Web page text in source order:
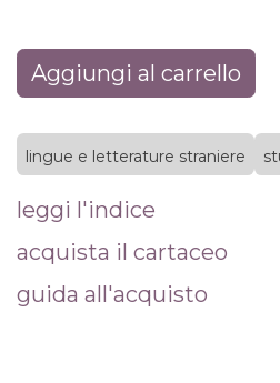
Aggiungi al carrello
lingue e letterature straniere
leggi l'indice
acquista il cartaceo
guida all'acquisto